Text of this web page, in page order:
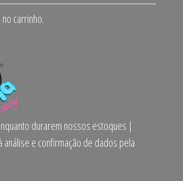
carrinho.
durarem nossos estoques |
análise e confirmação de dados pela